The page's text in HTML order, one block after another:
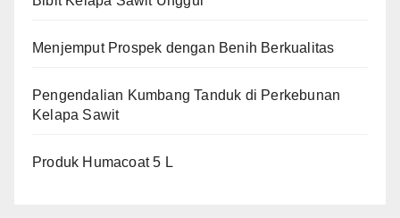
Menjemput Prospek dengan Benih Berkualitas
Pengendalian Kumbang Tanduk di Perkebunan
Kelapa Sawit
Produk Humacoat 5 L